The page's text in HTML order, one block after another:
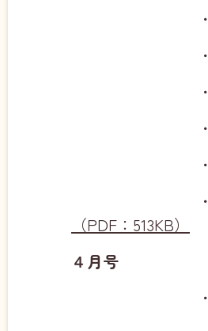
・
・
・
・
・
・
（PDF：513KB）
４月号
・